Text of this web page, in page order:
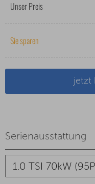
Unser Preis
Sie sparen
jetzt
Serienausstattung